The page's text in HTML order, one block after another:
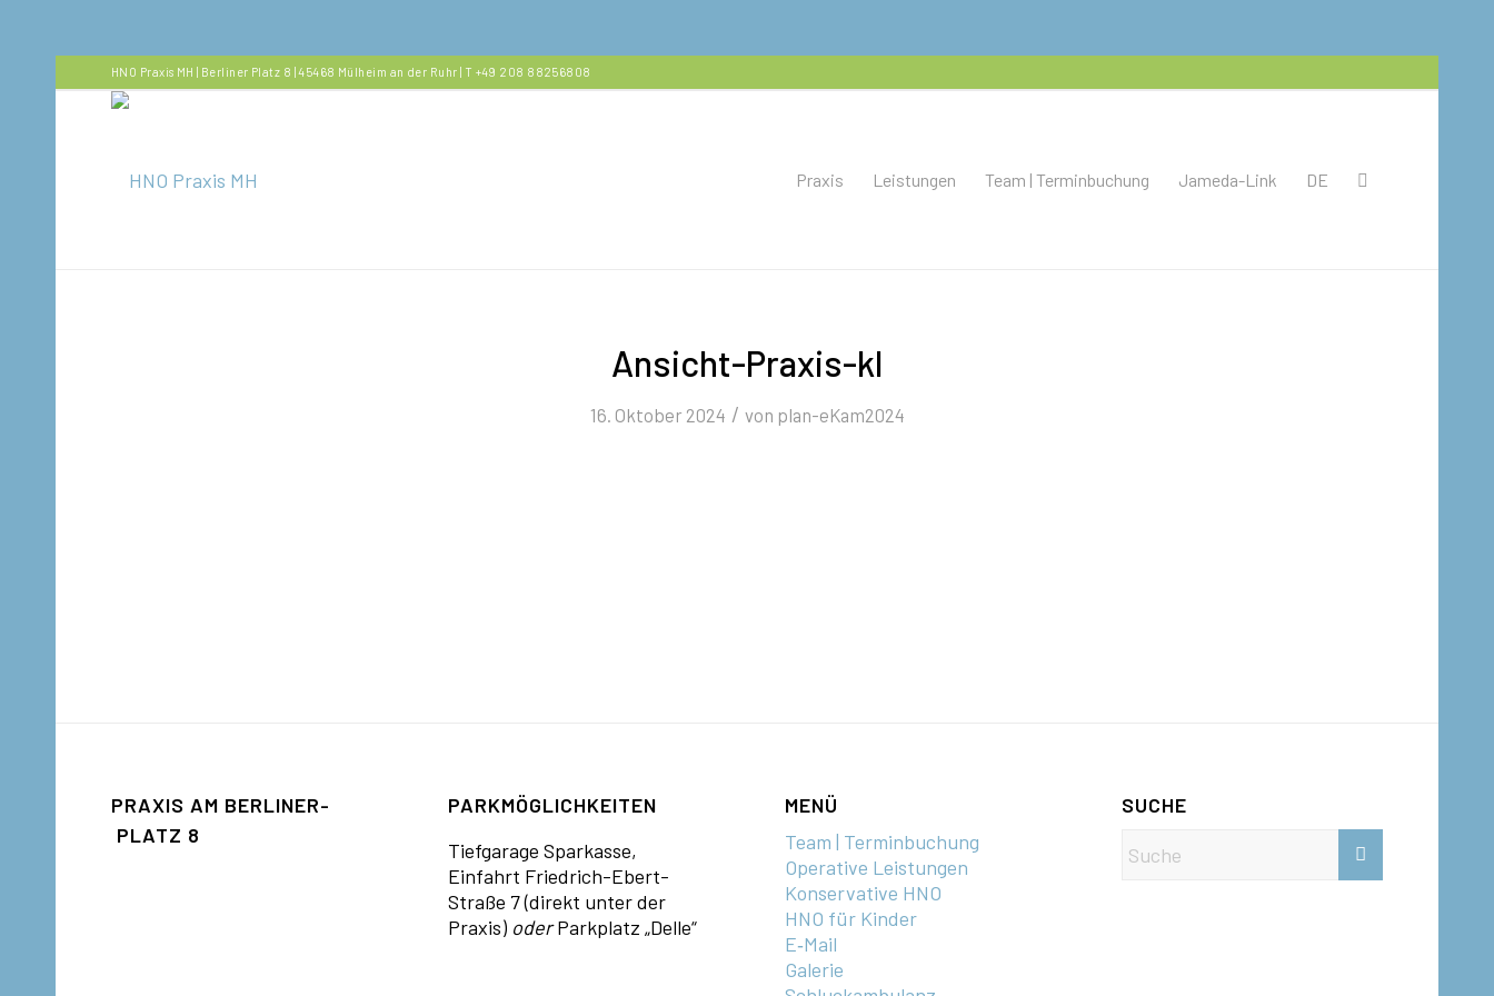
HNO Praxis MH | Berliner Platz 8 | 45468 Mülheim an der Ruhr | T +49 208 88256808
Praxis Leistungen Team | Terminbuchung Jameda-Link DE
Ansicht-Praxis-kl
16. Oktober 2024 / von plan-eKam2024
PRAXIS AM BERLINER­
PLATZ­ 8
PARKMÖGLICHKEITEN
Tiefga­rage Sparkasse,
Einfahrt Fried­rich-Ebert-
Straße 7 (direkt unter der
Praxis) oderParkplatz „Delle“
MENÜ
Team | Terminbuchung
Operative Leistungen
Konservative HNO
HNO für Kinder
E‑Mail
Galerie
SUCHE